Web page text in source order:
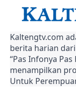
Kaltengtv.com
berita harian
“Pas Infonya
menampilkan
Untuk